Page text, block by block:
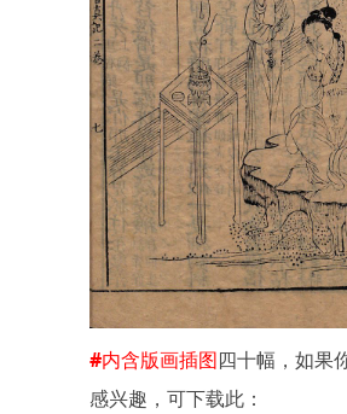
#内含版画插图四十幅，如果
感兴趣，可下载此：